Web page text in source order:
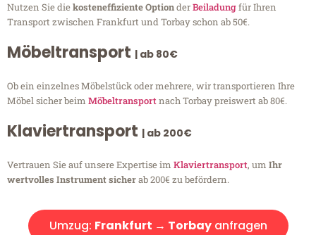
Nutzen Sie diekosteneffiziente OptionderBeiladungfür Ihren
Transport zwischen Frankfurt und Torbay schon ab 50€.
Möbeltransport | ab 80€
Ob ein einzelnes Möbelstück oder mehrere, wir transportieren Ihre
Möbel sicher beim Möbeltransportnach Torbay preiswert ab 80€.
Klaviertransport | ab 200€
Vertrauen Sie auf unsere Expertise im Klaviertransport, um Ihr
wertvolles Instrument sicherab 200€ zu befördern.
Umzug: Frankfurt → Torbayanfragen